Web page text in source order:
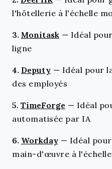
l'hôtellerie à l'échelle
3. Monitask — Idéal
ligne
4. Deputy — Idéal pour
des employés
5. TimeForge — Idéal
automatisée par IA
6. Workday — Idéal
main-d'œuvre à